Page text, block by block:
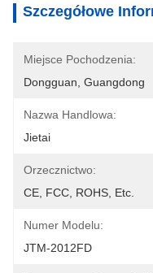
Szczegółowe
Miejsce Pochodzenia:
Dongguan, Guangdong
Nazwa Handlowa:
Jietai
Orzecznictwo:
CE, FCC, ROHS, Etc.
Numer Modelu:
JTM-2012FD